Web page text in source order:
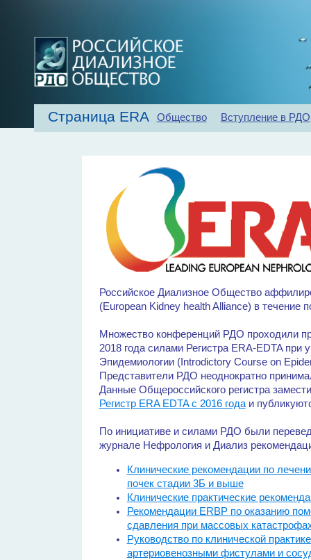
Главная Об обществе Рекомендации
Страница ERA Общество Вступление в РДО
Российское Диализное Общество
(European Kidney health Alliance) в течение
Множество конференций РДО проходили
2018 года силами Регистра ERA-EDTA
Эпидемиологии (Introdictory Course on
Представители РДО неоднократно
Данные Общероссийского регистра
Регистр ERA EDTA c 2016 годаи
По инициативе и силами РДО были
журнале Нефрология и Диализ
Клинические рекомендации по
почек стадии 3Б и выше
Клинические практические
Рекомендации ERBP по оказанию
сдавления при массовых
Руководство по клинической
артериовенозными фистулами и